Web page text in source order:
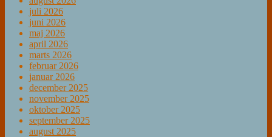
juli 2026
juni 2026
maj 2026
april 2026
marts 2026
februar 2026
januar 2026
december 2025
november 2025
oktober 2025
september 2025
august 2025